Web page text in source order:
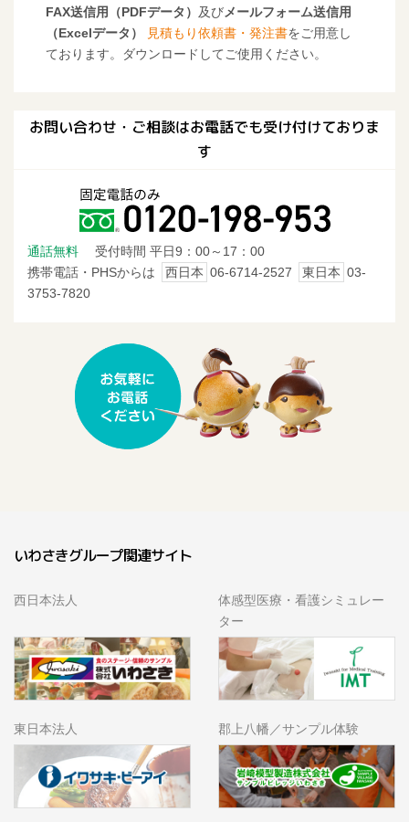
FAX送信用（PDFデータ） 及びメールフォーム送信用
（Excelデータ）
見積もり依頼書・発注書をご用意し
ております。ダウンロードしてご使用ください。
お問い合わせ・ご相談はお電話でも受け付けておりま
す
通話無料
受付時間 平日9：00～17：00
携帯電話・PHSからは
西日本 06-6714-2527 東日本 03-
3753-7820
いわさきグループ関連サイト
西日本法人
体感型医療・看護シミュレー
ター
東日本法人 郡上八幡／サンプル体験